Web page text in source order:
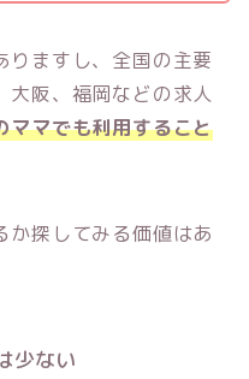
りますし、全国の主要
大阪、福岡などの求人
ママでも利用すること
か探してみる価値はあ
少ない